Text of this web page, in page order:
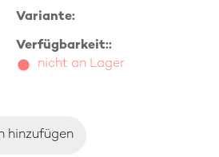
Variante:
Verfügbarkeit::
nicht an Lager
hinzufügen